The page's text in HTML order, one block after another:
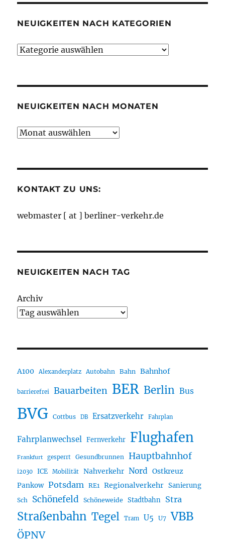
NEUIGKEITEN NACH KATEGORIEN
Neuigkeiten
NEUIGKEITEN NACH MONATEN
Neuigkeiten
KONTAKT ZU UNS:
webmaster [ at ] berliner-verkehr.de
NEUIGKEITEN NACH TAG
Archiv
A100 Alexanderplatz Autobahn Bahn Bahnhof
barrierefrei Bauarbeiten BER Berlin Bus
BVG Cottbus DB Ersatzverkehr Fahrplan
Fahrplanwechsel Fernverkehr Flughafen
Frankfurt gesperrt Gesundbrunnen Hauptbahnhof
i2030 ICE Mobilität Nahverkehr Nord Ostkreuz
Pankow Potsdam RE1 Regionalverkehr Sanierung
Sch Schönefeld Schöneweide Stadtbahn Stra
Straßenbahn Tegel Tram U5 U7 VBB
ÖPNV